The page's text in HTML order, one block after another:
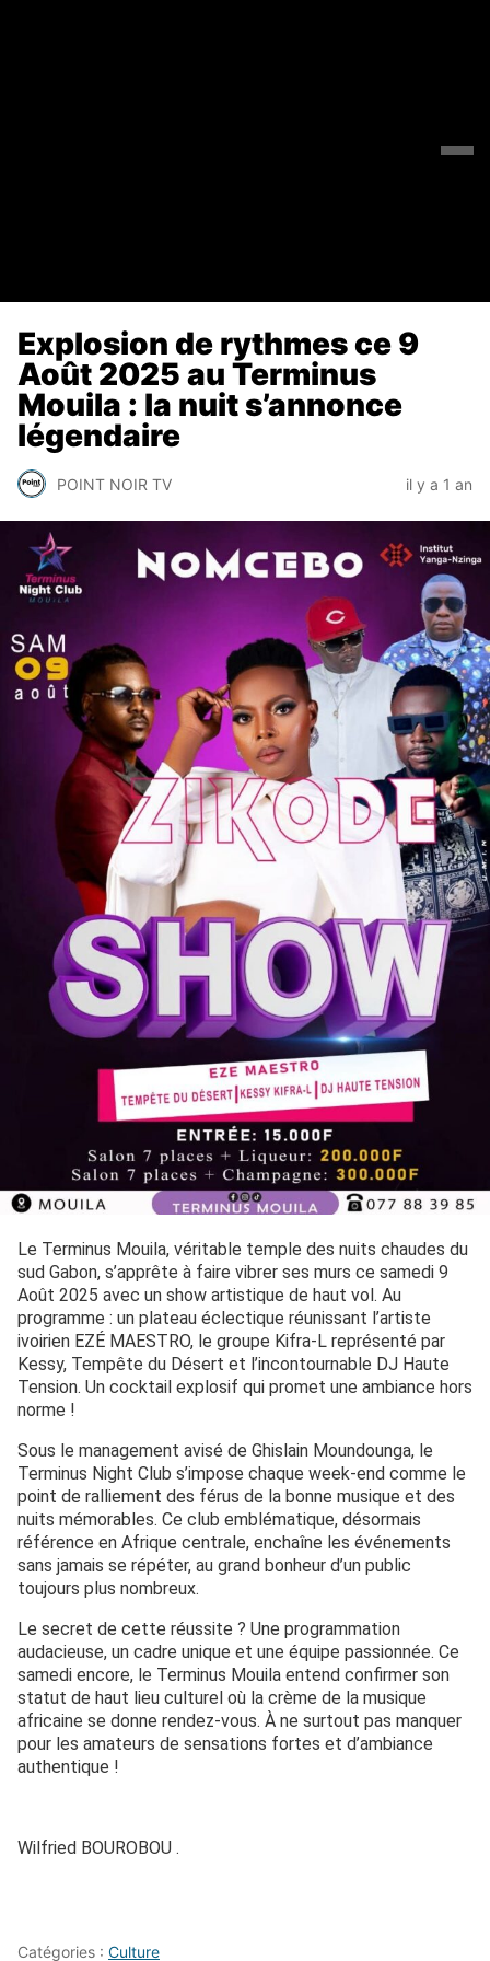
Explosion de rythmes ce 9
Août 2025 au Terminus
Mouila : la nuit s’annonce
légendaire
POINT NOIR TV il y a 1 an
Le Terminus Mouila, véritable temple des nuits chaudes du
sud Gabon, s’apprête à faire vibrer ses murs ce samedi 9
Août 2025 avec un show artistique de haut vol. Au
programme : un plateau éclectique réunissant l’artiste
ivoirien EZÉ MAESTRO, le groupe Kifra-L représenté par
Kessy, Tempête du Désert et l’incontournable DJ Haute
Tension. Un cocktail explosif qui promet une ambiance hors
norme !
Sous le management avisé de Ghislain Moundounga, le
Terminus Night Club s’impose chaque week-end comme le
point de ralliement des férus de la bonne musique et des
nuits mémorables. Ce club emblématique, désormais
référence en Afrique centrale, enchaîne les événements
sans jamais se répéter, au grand bonheur d’un public
toujours plus nombreux.
Le secret de cette réussite ? Une programmation
audacieuse, un cadre unique et une équipe passionnée. Ce
samedi encore, le Terminus Mouila entend confirmer son
statut de haut lieu culturel où la crème de la musique
africaine se donne rendez-vous. À ne surtout pas manquer
pour les amateurs de sensations fortes et d’ambiance
authentique !
Wilfried BOUROBOU .
Catégories : Culture